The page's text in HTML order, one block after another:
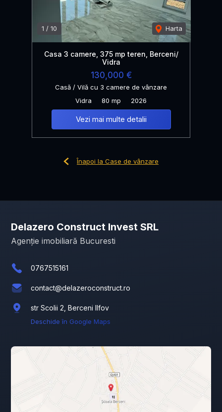
1 / 10 Harta
Casa 3 camere, 375 mp teren, Berceni/
Vidra
130,000 €
Casă / Vilă cu 3 camere de vânzare
Vidra
80 mp 2026
Vezi mai multe detalii
Înapoi la Case de vânzare
Delazero Construct Invest SRL
Agenție imobiliară Bucuresti
0767515161
contact@delazeroconstruct.ro
str Scolii 2, Berceni Ilfov
Deschide în Google Maps